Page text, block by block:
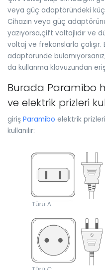
veya güç adaptöründeki
Cihazın veya güç
yazıyorsa,çift voltajlıdır ve
voltaj ve frekanslarla
adaptöründe
da kullanma klavuzundan
Burada Paramibo
ve elektrik prizleri
giriş Paramibo elektrik
kullanılır: